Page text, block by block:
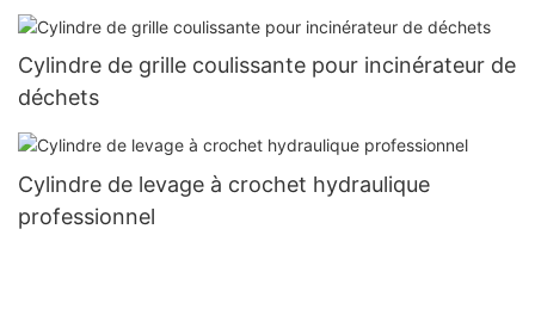
Cylindre de grille coulissante pour incinérateur de
déchets
Cylindre de levage à crochet hydraulique
professionnel